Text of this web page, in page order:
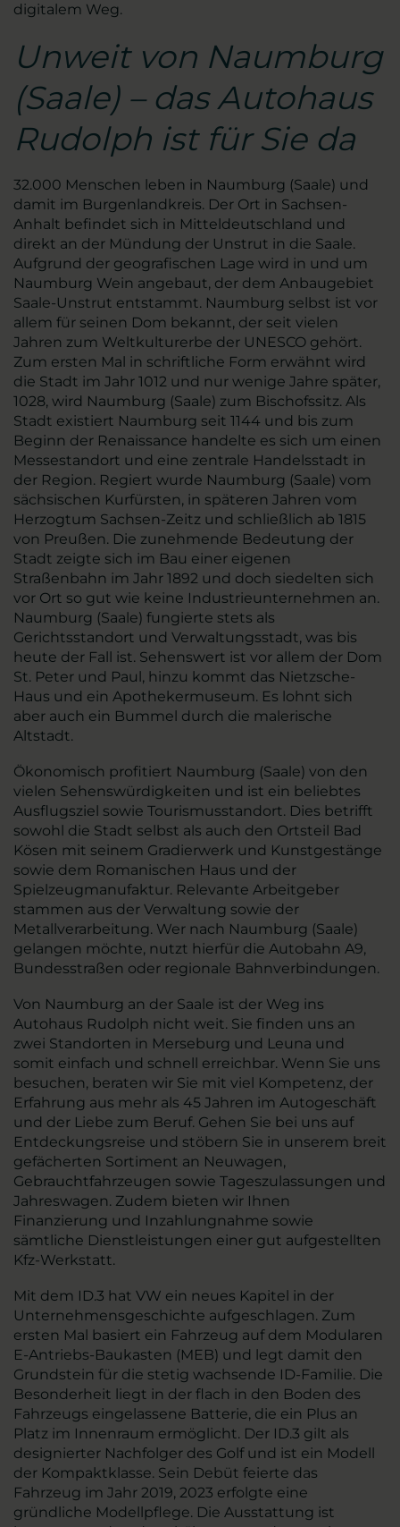
digitalem Weg.
Unweit von Naumburg
(Saale) – das Autohaus
Rudolph ist für Sie da
32.000 Menschen leben in Naumburg (Saale) und
damit im Burgenlandkreis. Der Ort in Sachsen-
Anhalt befindet sich in Mitteldeutschland und
direkt an der Mündung der Unstrut in die Saale.
Aufgrund der geografischen Lage wird in und um
Naumburg Wein angebaut, der dem Anbaugebiet
Saale-Unstrut entstammt. Naumburg selbst ist vor
allem für seinen Dom bekannt, der seit vielen
Jahren zum Weltkulturerbe der UNESCO gehört.
Zum ersten Mal in schriftliche Form erwähnt wird
die Stadt im Jahr 1012 und nur wenige Jahre später,
1028, wird Naumburg (Saale) zum Bischofssitz. Als
Stadt existiert Naumburg seit 1144 und bis zum
Beginn der Renaissance handelte es sich um einen
Messestandort und eine zentrale Handelsstadt in
der Region. Regiert wurde Naumburg (Saale) vom
sächsischen Kurfürsten, in späteren Jahren vom
Herzogtum Sachsen-Zeitz und schließlich ab 1815
von Preußen. Die zunehmende Bedeutung der
Stadt zeigte sich im Bau einer eigenen
Straßenbahn im Jahr 1892 und doch siedelten sich
vor Ort so gut wie keine Industrieunternehmen an.
Naumburg (Saale) fungierte stets als
Gerichtsstandort und Verwaltungsstadt, was bis
heute der Fall ist. Sehenswert ist vor allem der Dom
St. Peter und Paul, hinzu kommt das Nietzsche-
Haus und ein Apothekermuseum. Es lohnt sich
aber auch ein Bummel durch die malerische
Altstadt.
Ökonomisch profitiert Naumburg (Saale) von den
vielen Sehenswürdigkeiten und ist ein beliebtes
Ausflugsziel sowie Tourismusstandort. Dies betrifft
sowohl die Stadt selbst als auch den Ortsteil Bad
Kösen mit seinem Gradierwerk und Kunstgestänge
sowie dem Romanischen Haus und der
Spielzeugmanufaktur. Relevante Arbeitgeber
stammen aus der Verwaltung sowie der
Metallverarbeitung. Wer nach Naumburg (Saale)
gelangen möchte, nutzt hierfür die Autobahn A9,
Bundesstraßen oder regionale Bahnverbindungen.
Von Naumburg an der Saale ist der Weg ins
Autohaus Rudolph nicht weit. Sie finden uns an
zwei Standorten in Merseburg und Leuna und
somit einfach und schnell erreichbar. Wenn Sie uns
besuchen, beraten wir Sie mit viel Kompetenz, der
Erfahrung aus mehr als 45 Jahren im Autogeschäft
und der Liebe zum Beruf. Gehen Sie bei uns auf
Entdeckungsreise und stöbern Sie in unserem breit
gefächerten Sortiment an Neuwagen,
Gebrauchtfahrzeugen sowie Tageszulassungen und
Jahreswagen. Zudem bieten wir Ihnen
Finanzierung und Inzahlungnahme sowie
sämtliche Dienstleistungen einer gut aufgestellten
Kfz-Werkstatt.
Mit dem ID.3 hat VW ein neues Kapitel in der
Unternehmensgeschichte aufgeschlagen. Zum
ersten Mal basiert ein Fahrzeug auf dem Modularen
E-Antriebs-Baukasten (MEB) und legt damit den
Grundstein für die stetig wachsende ID-Familie. Die
Besonderheit liegt in der flach in den Boden des
Fahrzeugs eingelassene Batterie, die ein Plus an
Platz im Innenraum ermöglicht. Der ID.3 gilt als
designierter Nachfolger des Golf und ist ein Modell
der Kompaktklasse. Sein Debüt feierte das
Fahrzeug im Jahr 2019, 2023 erfolgte eine
gründliche Modellpflege. Die Ausstattung ist